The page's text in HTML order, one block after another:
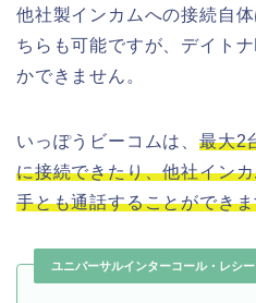
他社製インカムへの接続自
ちらも可能ですが、デイト
かできません。
いっぽうビーコムは、最大2
に接続できたり、他社イン
手とも通話することができ
ユニバーサルインターコール・レシ